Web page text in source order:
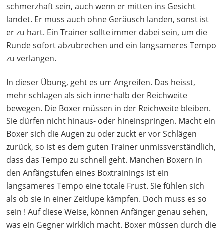
schmerzhaft sein, auch wenn er mitten ins Gesicht
landet. Er muss auch ohne Geräusch landen, sonst ist
er zu hart. Ein Trainer sollte immer dabei sein, um die
Runde sofort abzubrechen und ein langsameres Tempo
zu verlangen.
In dieser Übung, geht es um Angreifen. Das heisst,
mehr schlagen als sich innerhalb der Reichweite
bewegen. Die Boxer müssen in der Reichweite bleiben.
Sie dürfen nicht hinaus- oder hineinspringen. Macht ein
Boxer sich die Augen zu oder zuckt er vor Schlägen
zurück, so ist es dem guten Trainer unmissverständlich,
dass das Tempo zu schnell geht. Manchen Boxern in
den Anfängstufen eines Boxtrainings ist ein
langsameres Tempo eine totale Frust. Sie fühlen sich
als ob sie in einer Zeitlupe kämpfen. Doch muss es so
sein ! Auf diese Weise, können Anfänger genau sehen,
was ein Gegner wirklich macht. Boxer müssen durch die